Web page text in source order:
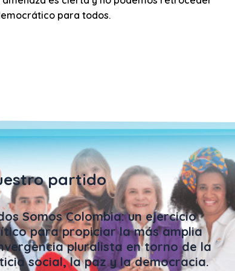
para todos.
partido
Somos Colombia: un ejercicio
para propiciar la más amplia
pluralista en torno de la
social, la paz y la democracia.